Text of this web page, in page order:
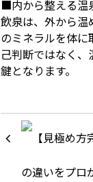
■内から整える温
飲泉は、外から温
のミネラルを体に
己判断ではなく
鍵となります。